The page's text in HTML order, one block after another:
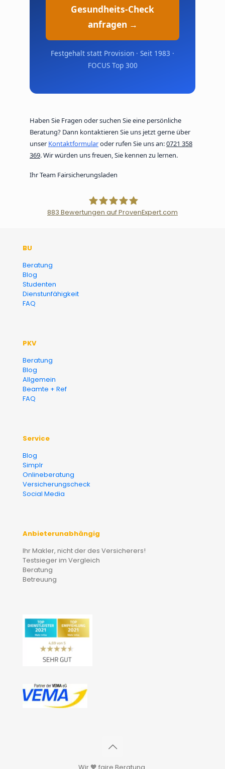
Gesundheits-Check
anfragen →
Festgehalt statt Provision · Seit 1983 ·
FOCUS Top 300
Haben Sie Fragen oder suchen Sie eine persönliche
Beratung? Dann kontaktieren Sie uns jetzt gerne über
unser Kontaktformularoder rufen Sie uns an:0721 358
369. Wir würden uns freuen, Sie kennen zu lernen.
Ihr Team Fairsicherungsladen
883 Bewertungen auf ProvenExpert.com
BU
Beratung
Blog
Studenten
Dienstunfähigkeit
FAQ
PKV
Beratung
Blog
Allgemein
Beamte + Ref
FAQ
Service
Blog
Simplr
Onlineberatung
Versicherungscheck
Social Media
Anbieterunabhängig
Ihr Makler, nicht der des Versicherers!
Testsieger im Vergleich
Beratung
Betreuung